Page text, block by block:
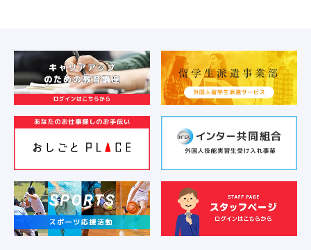
求人を探す お問い合わせ
お気軽にご相談ください